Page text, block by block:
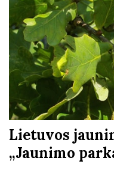
Lietuvos
„Jaunimo